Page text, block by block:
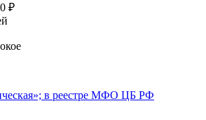
₽
в реестре МФО ЦБ РФ